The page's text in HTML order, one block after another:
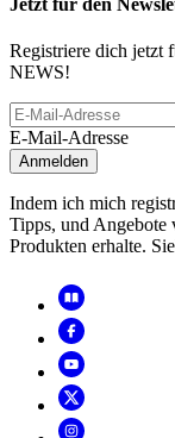
Jetzt für den
Registriere dich jetzt
NEWS!
E-Mail-Adresse
Anmelden
Indem ich mich
Tipps, und
Produkten erhalte.